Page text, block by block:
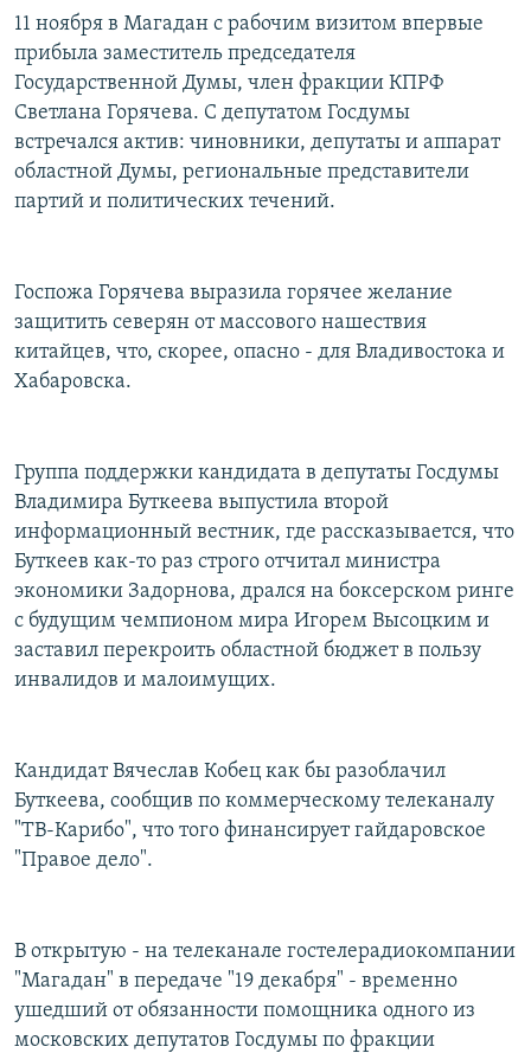
11 ноября в Магадан с рабочим визитом впервые
прибыла заместитель председателя
Государственной Думы, член фракции КПРФ
Светлана Горячева. С депутатом Госдумы
встречался актив: чиновники, депутаты и аппарат
областной Думы, региональные представители
партий и политических течений.
Госпожа Горячева выразила горячее желание
защитить северян от массового нашествия
китайцев, что, скорее, опасно - для Владивостока и
Хабаровска.
Группа поддержки кандидата в депутаты Госдумы
Владимира Буткеева выпустила второй
информационный вестник, где рассказывается, что
Буткеев как-то раз строго отчитал министра
экономики Задорнова, дрался на боксерском ринге
с будущим чемпионом мира Игорем Высоцким и
заставил перекроить областной бюджет в пользу
инвалидов и малоимущих.
Кандидат Вячеслав Кобец как бы разоблачил
Буткеева, сообщив по коммерческому телеканалу
"ТВ-Карибо", что того финансирует гайдаровское
"Правое дело".
В открытую - на телеканале гостелерадиокомпании
"Магадан" в передаче "19 декабря" - временно
ушедший от обязанности помощника одного из
московских депутатов Госдумы по фракции